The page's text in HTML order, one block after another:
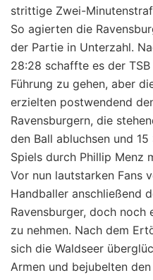
strittige Zwei-
So agierten die
der Partie in Unterzahl.
28:28 schaffte es der
Führung zu gehen, aber
erzielten postwendend
Ravensburgern, die
den Ball abluchsen und
Spiels durch Phillip Menz
Vor nun lautstarken Fans
Handballer anschließend
Ravensburger, doch noch
zu nehmen. Nach dem
sich die Waldseer
Armen und bejubelten